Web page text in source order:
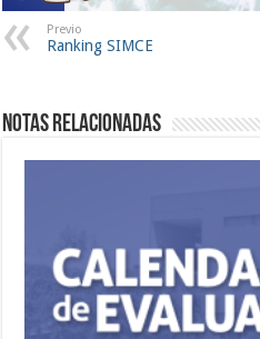
Previo
Ranking SIMCE
Notas Relacionadas